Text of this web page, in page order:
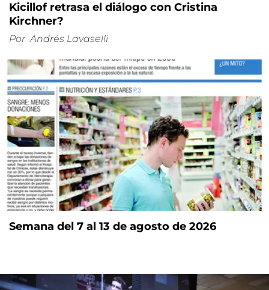
Kicillof retrasa el diálogo con Cristina
Kirchner?
Por Andrés Lavaselli
Semana del 7 al 13 de agosto de 2026